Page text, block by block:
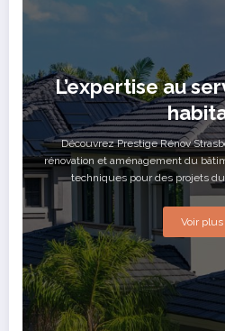
L’expertise au
Découvrez Prestige Rénov
rénovation et aménagement du
techniques pour des projets
Voir plus